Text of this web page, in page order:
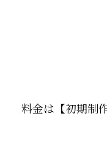
料金は【初期制